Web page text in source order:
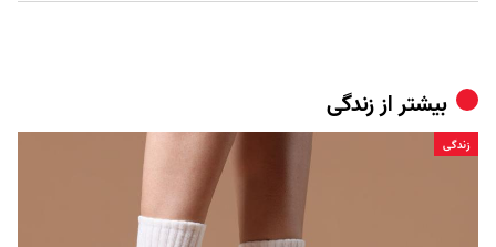
بیشتر اززندگی
زندگی